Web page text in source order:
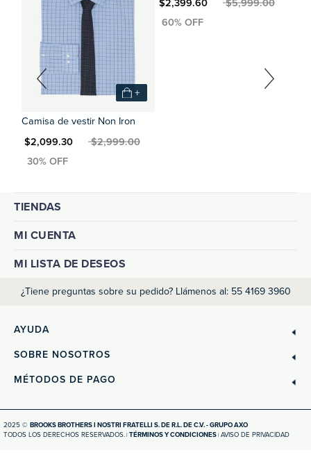
+
Camisa de vestir Non Iron
MXN $2,099.30MXN $2,999.00
MXN $2,399.60MXN $5,999.00
TIENDAS
MI CUENTA
MI LISTA DE DESEOS
¿Tiene preguntas sobre su pedido? Llámenos al: 55 4169 3960
AYUDA
SOBRE NOSOTROS
MÉTODOS DE PAGO
2025 © BROOKS BROTHERS I NOSTRI FRATELLI S. DE R.L. DE C.V. - GRUPO AXO
TODOS LOS DERECHOS RESERVADOS. | TÉRMINOS Y CONDICIONES | AVISO DE PRIVACIDAD